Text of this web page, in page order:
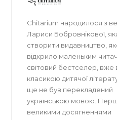
Chitarium народилося з
Лариси Бобровнікової,
створити видавництво,
відкрило маленьким
світовий бестселер, вже
класикою дитячої
ще не був перекладений
українською мовою.
великими досягненнями